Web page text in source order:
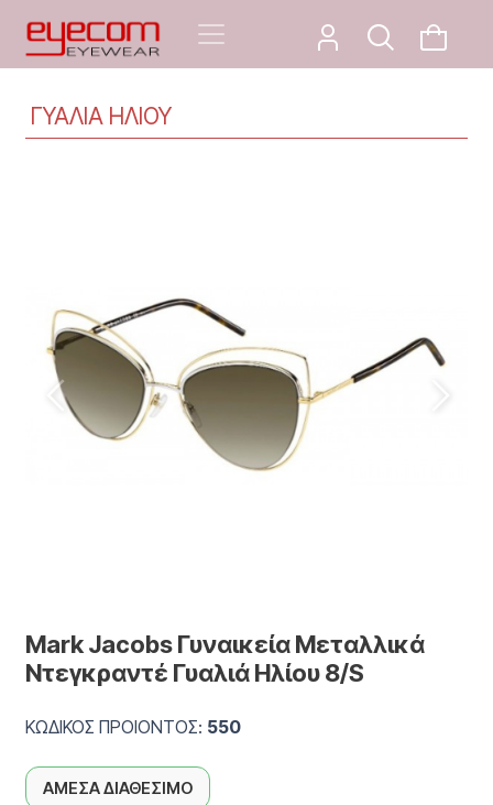
ΓΥΑΛΙΑ ΗΛΙΟΥ
Mark Jacobs Γυναικεία Μεταλλικά
Ντεγκραντέ Γυαλιά Ηλίου 8/S
ΚΩΔΙΚΟΣ ΠΡΟΙΟΝΤΟΣ: 550
ΑΜΕΣΑ ΔΙΑΘΕΣΙΜΟ